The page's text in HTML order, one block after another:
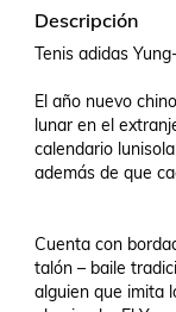
Descripción
Tenis adidas
El año nuevo
lunar en el
calendario
además de que
Cuenta con
talón – baile
alguien que imita